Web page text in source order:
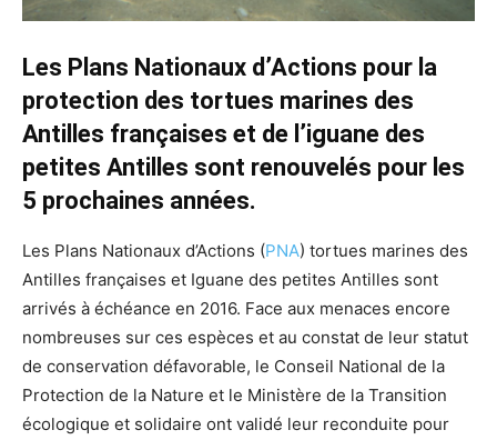
Les Plans Nationaux d’Actions pour la
protection des tortues marines des
Antilles françaises et de l’iguane des
petites Antilles sont renouvelés pour les
5 prochaines années.
Les Plans Nationaux d’Actions (PNA) tortues marines des
Antilles françaises et Iguane des petites Antilles sont
arrivés à échéance en 2016. Face aux menaces encore
nombreuses sur ces espèces et au constat de leur statut
de conservation défavorable, le Conseil National de la
Protection de la Nature et le Ministère de la Transition
écologique et solidaire ont validé leur reconduite pour